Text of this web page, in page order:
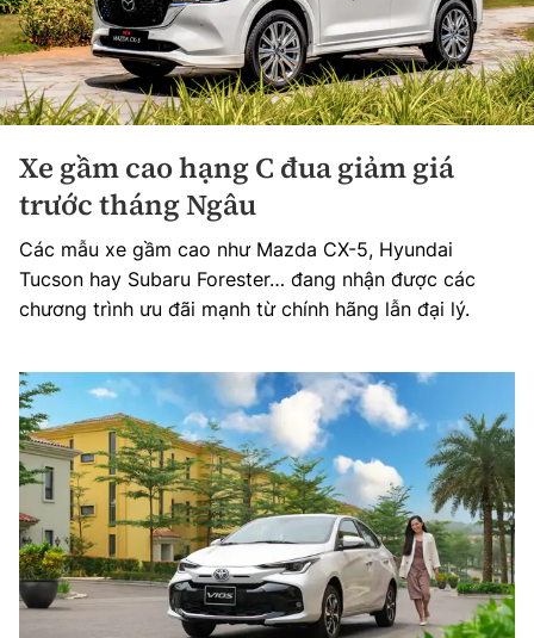
Xe gầm cao hạng C đua giảm giá
trước tháng Ngâu
Các mẫu xe gầm cao như Mazda CX-5, Hyundai
Tucson hay Subaru Forester… đang nhận được các
chương trình ưu đãi mạnh từ chính hãng lẫn đại lý.